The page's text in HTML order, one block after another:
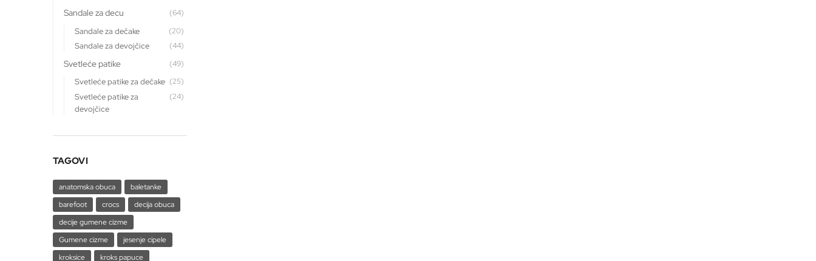
Sandale za decu (64)
Sandale za dečake (20)
Sandale za devojčice (44)
Svetleće patike (49)
Svetleće patike za dečake (25)
Svetleće patike za
devojčice
(24)
TAGOVI
anatomska obuca
baletanke
barefoot
crocs
decija obuca
decije gumene cizme
Gumene cizme
jesenje cipele
kroksice
kroks papuce